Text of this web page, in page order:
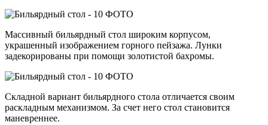
Массивный бильярдный стол широким корпусом,
украшенный изображением горного пейзажа. Лунки
задекорированы при помощи золотистой бахромы.
Складной вариант бильярдного стола отличается своим
раскладным механизмом. За счет него стол становится
маневреннее.